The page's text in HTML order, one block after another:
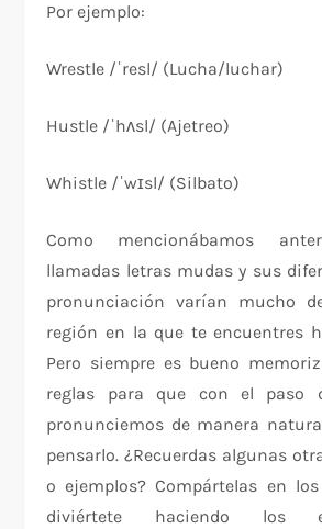
Por ejemplo:
Wrestle /ˈresl/ (Lucha/luchar)
Hustle /ˈhʌsl/ (Ajetreo)
Whistle /ˈwɪsl/ (Silbato)
Como mencionábamos
llamadas letras mudas y sus
pronunciación varían mucho
región en la que te encuentres
Pero siempre es bueno
reglas para que con el paso
pronunciemos de manera
pensarlo. ¿Recuerdas algunas
o ejemplos? Compártelas en
diviértete haciendo los